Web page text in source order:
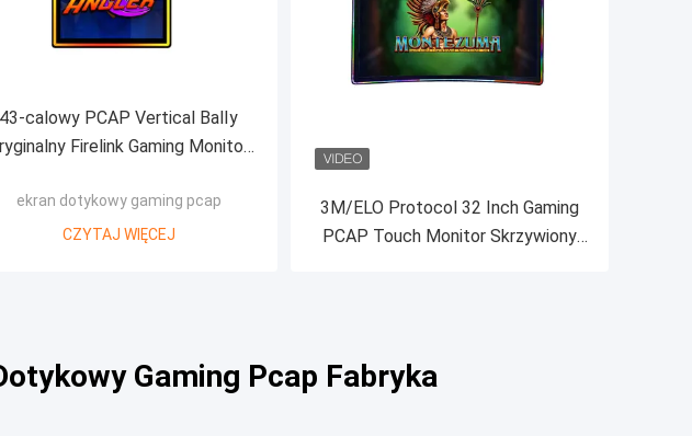
43-calowy PCAP Vertical BalIy
Firelink Gaming Monitor
ekran dotykowy gaming pcap
CZYTAJ WIĘCEJ
3M/ELO Protocol 32 Inch Gaming
PCAP Touch Monitor Skrzywiony
Gaming Pcap Fabryka